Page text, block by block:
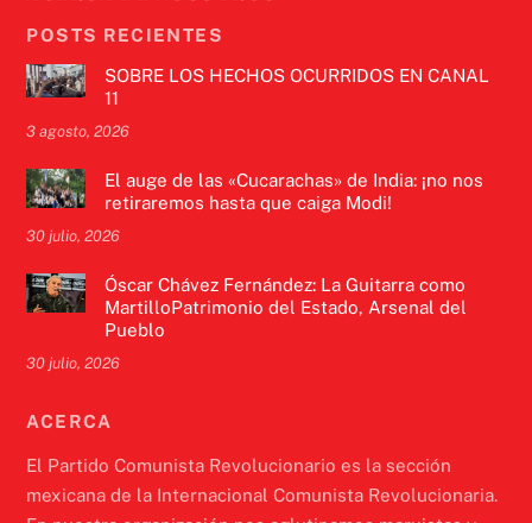
POSTS RECIENTES
SOBRE LOS HECHOS OCURRIDOS EN CANAL
11
3 agosto, 2026
El auge de las «Cucarachas» de India: ¡no nos
retiraremos hasta que caiga Modi!
30 julio, 2026
Óscar Chávez Fernández: La Guitarra como
MartilloPatrimonio del Estado, Arsenal del
Pueblo
30 julio, 2026
ACERCA
El Partido Comunista Revolucionario es la sección
mexicana de la Internacional Comunista Revolucionaria.